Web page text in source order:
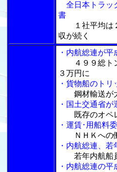
全日本トラッ
書
１社平均
収が続く
・内航総連が
４９９総ト
３万円に
・貨物船のト
鋼材輸送が
・国土交通省
既存のオペ
・運賃･用船料
ＮＨＫへの
・内航総連、
若年内航船
・内航総連の